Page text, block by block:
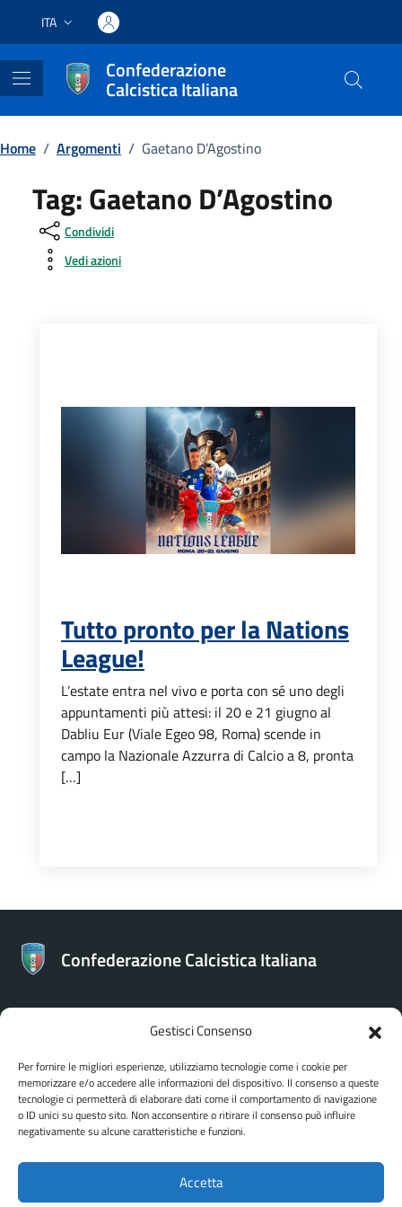
Gestisci Consenso
Per fornire le migliori esperienze, utilizziamo tecnologie come i cookie per
memorizzare e/o accedere alle informazioni del dispositivo. Il consenso a queste
tecnologie ci permetterà di elaborare dati come il comportamento di navigazione
o ID unici su questo sito. Non acconsentire o ritirare il consenso può influire
negativamente su alcune caratteristiche e funzioni.
Accetta
Lingua attiva:
ITA
Confederazione
Calcistica Italiana
Home / Argomenti / Gaetano D’Agostino
Tag:Gaetano D’Agostino
Condividi
Vedi azioni
Tutto pronto per la Nations
League!
L’estate entra nel vivo e porta con sé uno degli
appuntamenti più attesi: il 20 e 21 giugno al
Dabliu Eur (Viale Egeo 98, Roma) scende in
campo la Nazionale Azzurra di Calcio a 8, pronta
[…]
Confederazione Calcistica Italiana
CONTATTI
Confederazione Calcistica Italiana
Via Bartolomeo Gosio 106 - Roma